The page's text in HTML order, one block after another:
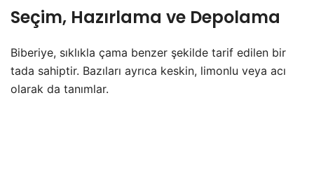
Seçim, Hazırlama ve Depolama
Biberiye, sıklıkla çama benzer şekilde tarif edilen bir
tada sahiptir. Bazıları ayrıca keskin, limonlu veya acı
olarak da tanımlar.